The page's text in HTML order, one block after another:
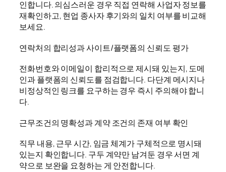
인합니다. 의심스러운 경우 직접 연락해 사업자 정보를
재확인하고, 현업 종사자 후기와의 일치 여부를 비교해
보세요.
연락처의 합리성과 사이트/플랫폼의 신뢰도 평가
전화번호와 이메일이 합리적으로 제시돼 있는지, 도메
인과 플랫폼의 신뢰도를 점검합니다. 다단계 메시지나
비정상적인 링크를 요구하는 경우 즉시 주의해야 합니
다.
근무조건의 명확성과 계약 조건의 존재 여부 확인
직무 내용, 근무 시간, 임금 체계가 구체적으로 명시돼
있는지 확인합니다. 구두 계약만 남겨둔 경우 서면 계
약으로 보완을 요청하는 게 안전합니다.